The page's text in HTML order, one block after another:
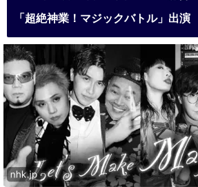
「超絶神業！マジックバトル」出演